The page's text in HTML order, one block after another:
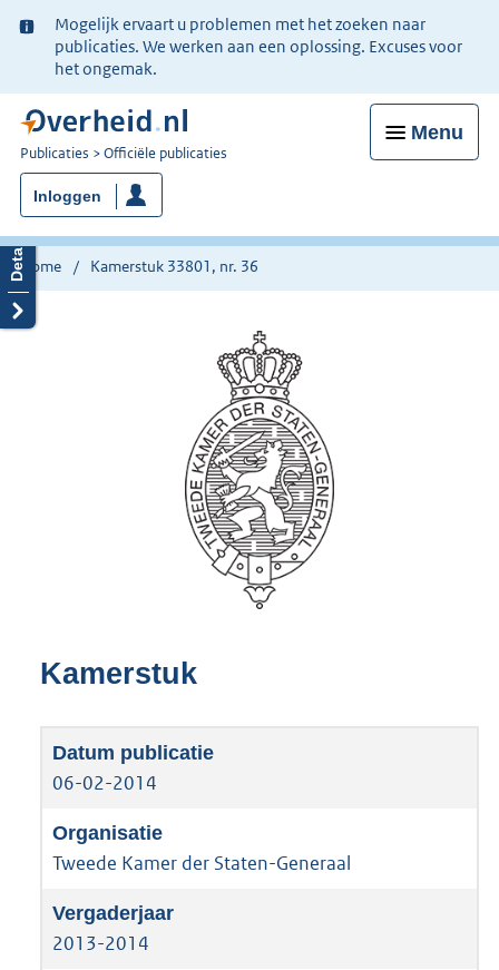
Ter
informatie:
Mogelijk ervaart u problemen met het zoeken naar
publicaties. We werken aan een oplossing. Excuses voor
het ongemak.
Menu
U
bent
nu
hier:
Publicaties Officiële publicaties
Inloggen
Home Kamerstuk 33801, nr. 36
Kamerstuk
06-02-2014
Tweede Kamer der Staten-Generaal
2013-2014